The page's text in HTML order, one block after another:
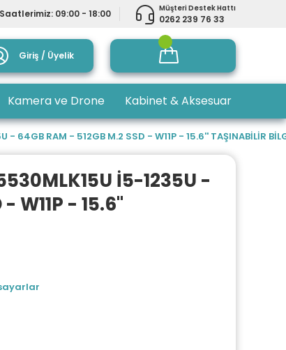
09:00 - 18:00 Müşteri Destek Hattı
0262 239 76 33
Giriş / Üyelik
Kamera ve Drone Kabinet & Aksesuar
- 64GB RAM - 512GB M.2 SSD - W11P - 15.6'' TAŞINABİLİR
İ5-1235U -
W11P - 15.6''